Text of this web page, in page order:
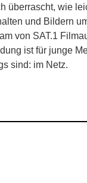
wie
und Bildern
von SAT.1
ist für junge
sind: im Netz.